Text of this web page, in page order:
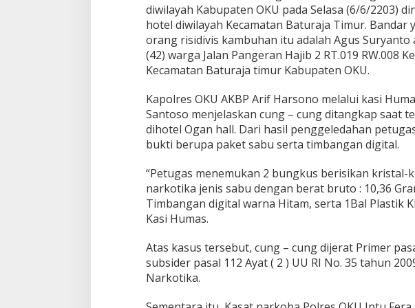
diwilayah Kabupaten OKU pada Selasa (6/6/2203)
hotel diwilayah Kecamatan Baturaja Timur. Bandar
orang risidivis kambuhan itu adalah Agus Suryanto
(42) warga Jalan Pangeran Hajib 2 RT.019 RW.008
Kecamatan Baturaja timur Kabupaten OKU.
Kapolres OKU AKBP Arif Harsono melalui kasi
Santoso menjelaskan cung – cung ditangkap saat
dihotel Ogan hall. Dari hasil penggeledahan
bukti berupa paket sabu serta timbangan digital.
“Petugas menemukan 2 bungkus berisikan kristal-
narkotika jenis sabu dengan berat bruto : 10,36
Timbangan digital warna Hitam, serta 1Bal Plastik
Kasi Humas.
Atas kasus tersebut, cung – cung dijerat Primer
subsider pasal 112 Ayat ( 2 ) UU RI No. 35 tahun
Narkotika.